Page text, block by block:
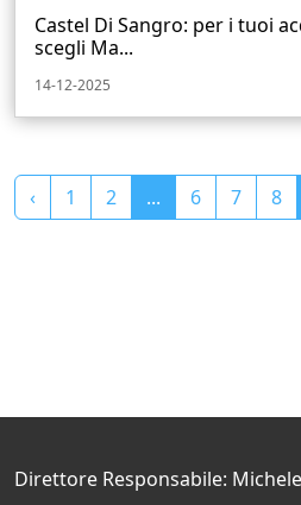
Castel Di Sangro: per i tuoi
scegli Ma...
14-12-2025
‹ 1 2 ... 6 7 8
Direttore Responsabile: